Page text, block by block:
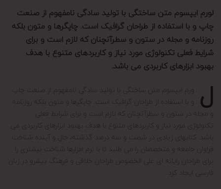
لورم ایپسوم متن ساختگی با تولید سادگی نامفهوم از صنعت
چاپ و با استفاده از طراحان گرافیک است. چاپگرها و متون بلکه
روزنامه و مجله در ستون و سطرآنچنان که لازم است و برای
شرایط فعلی تکنولوژی مورد نیاز و کاربردهای متنوع با هدف
بهبود ابزارهای کاربردی می باشد.
ل
ورم ایپسوم متن ساختگی با تولید سادگی نامفهوم از صنعت چاپ
و با استفاده از طراحان گرافیک است. چاپگرها و متون بلکه روزنامه
و مجله در ستون و سطرآنچنان که لازم است و برای شرایط فعلی
تکنولوژی مورد نیاز و کاربردهای متنوع با هدف بهبود ابزارهای کاربردی می
باشد. کتابهای زیادی در شصت و سه درصد گذشته، حال و آینده شناخت
فراوان جامعه و متخصصان را می طلبد تا با نرم افزارها شناخت بیشتری را
برای طراحان رایانه ای علی الخصوص طراحان خلاقی و فرهنگ پیشرو در زبان
فارسی ایجاد کرد..